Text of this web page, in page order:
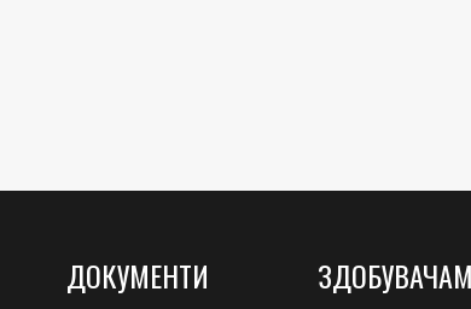
ДОКУМЕНТИ ЗДОБУВАЧАМ